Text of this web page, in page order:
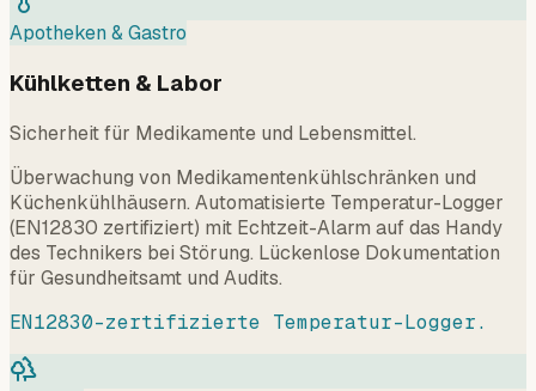
Apotheken & Gastro
Kühlketten & Labor
Sicherheit für Medikamente und Lebensmittel.
Überwachung von Medikamentenkühlschränken und
Küchenkühlhäusern. Automatisierte Temperatur-Logger
(EN12830 zertifiziert) mit Echtzeit-Alarm auf das Handy
des Technikers bei Störung. Lückenlose Dokumentation
für Gesundheitsamt und Audits.
EN12830-zertifizierte Temperatur-Logger.